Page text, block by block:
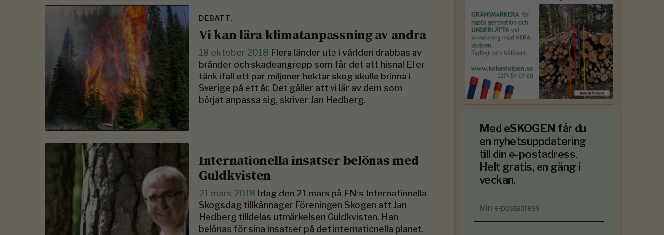
DEBATT.
Vi kan lära klimatanpassning av andra
18 oktober 2018 Flera länder ute i världen drabbas av
bränder och skadeangrepp som får det att hisna! Eller
tänk ifall ett par miljoner hektar skog skulle brinna i
Sverige på ett år. Det gäller att vi lär av dem som
börjat anpassa sig, skriver Jan Hedberg.
Internationella insatser belönas med
Guldkvisten
21 mars 2018 Idag den 21 mars på FN:s Internationella
Skogsdag tillkännager Föreningen Skogen att Jan
Hedberg tilldelas utmärkelsen Guldkvisten. Han
belönas för sina insatser på det internationella planet.
Med eSKOGEN får du
en nyhetsuppdatering
till din e-postadress.
Helt gratis, en gång i
veckan.